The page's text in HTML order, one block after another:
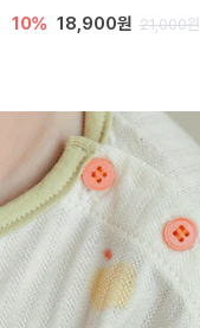
10% 18,900원 21,000원